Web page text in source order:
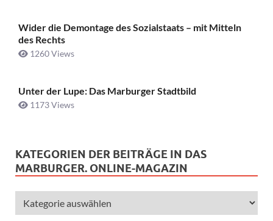
Wider die Demontage des Sozialstaats – mit Mitteln
des Rechts
1260 Views
Unter der Lupe: Das Marburger Stadtbild
1173 Views
KATEGORIEN DER BEITRÄGE IN DAS
MARBURGER. ONLINE-MAGAZIN